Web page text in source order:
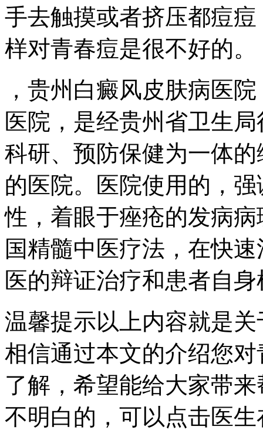
手去触摸或者挤压都痘
样对青春痘是很不好的。
，贵州白癜风皮肤病医
医院，是经贵州省卫生
科研、预防保健为一体
的医院。医院使用的，
性，着眼于痤疮的发病
国精髓中医疗法，在快
医的辩证治疗和患者自
温馨提示以上内容就是
相信通过本文的介绍您
了解，希望能给大家带
不明白的，可以点击医